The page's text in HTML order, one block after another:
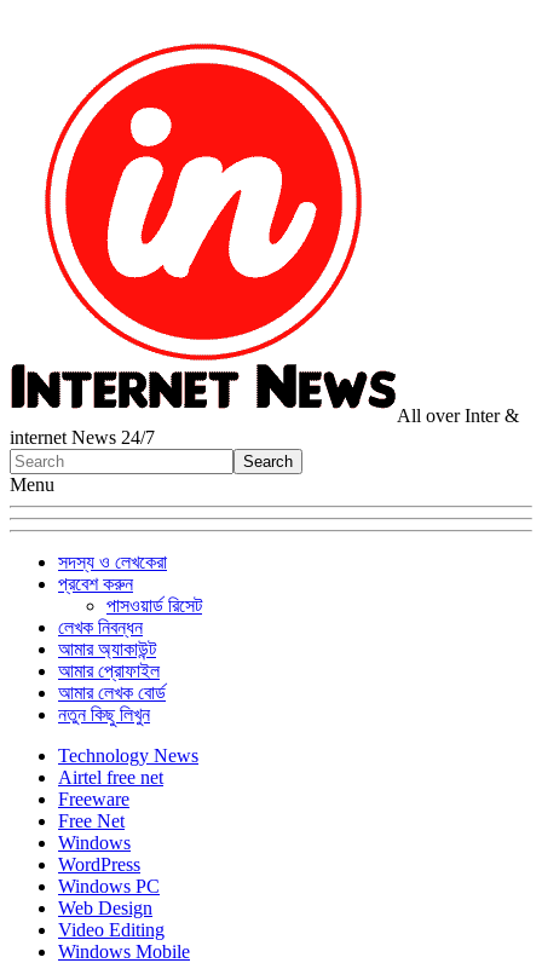
All over Inter &
internet News 24/7
Menu
সদস্য ও লেখকেরা
প্রবেশ করুন
পাসওয়ার্ড রিসেট
লেখক নিবন্ধন
আমার অ্যাকাউন্ট
আমার প্রোফাইল
আমার লেখক বোর্ড
নতুন কিছু লিখুন
Technology News
Airtel free net
Freeware
Free Net
Windows
WordPress
Windows PC
Web Design
Video Editing
Windows Mobile